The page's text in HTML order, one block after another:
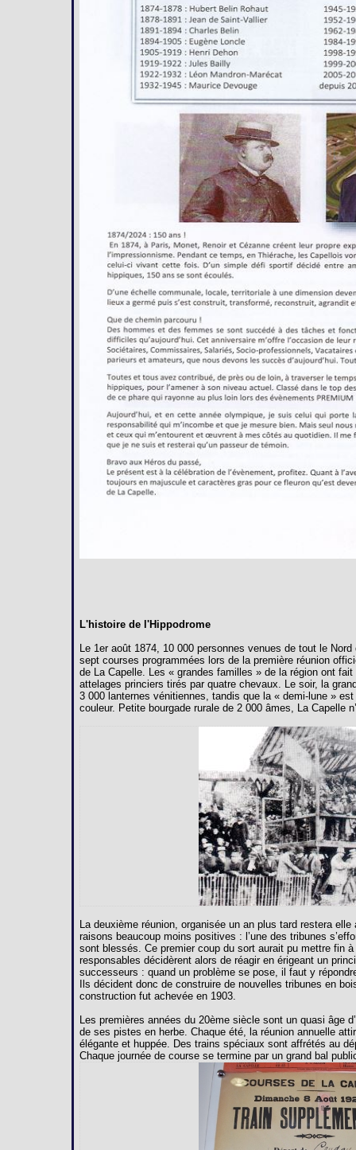
L'histoire de l'Hippodrome
Le 1er août 1874, 10 000 personnes venues de tout le
sept courses programmées lors de la première réunion
de La Capelle. Les « grandes familles » de la région ont
attelages princiers tirés par quatre chevaux. Le soir, la
3 000 lanternes vénitiennes, tandis que la « demi-lune »
couleur. Petite bourgade rurale de 2 000 âmes, La Capelle
La deuxième réunion, organisée un an plus tard restera
raisons beaucoup moins positives : l’une des tribunes
sont blessés. Ce premier coup du sort aurait pu mettre fin à
responsables décidèrent alors de réagir en érigeant un
successeurs : quand un problème se pose, il faut y
Ils décident donc de construire de nouvelles tribunes en
construction fut achevée en 1903.
Les premières années du 20ème siècle sont un quasi âge
de ses pistes en herbe. Chaque été, la réunion annuelle
élégante et huppée. Des trains spéciaux sont affrétés au
Chaque journée de course se termine par un grand bal